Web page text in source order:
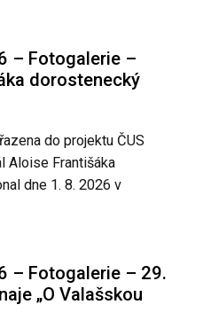
– Fotogalerie –
dorostenecký
do projektu ČUS
Aloise Františáka
dne 1. 8. 2026 v
– Fotogalerie – 29.
„O Valašskou